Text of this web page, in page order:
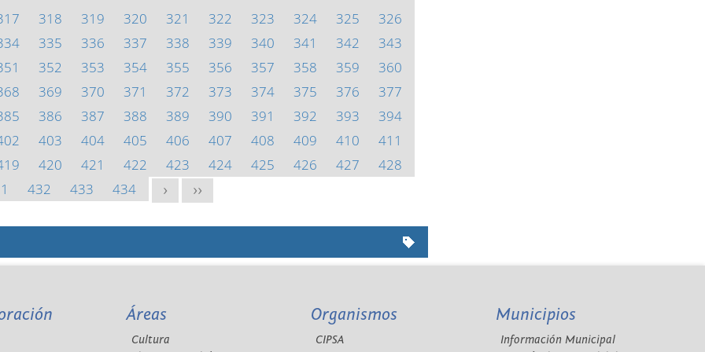
318 319 320 321 322 323 324 325
326
335 336 337 338 339 340 341 342
343
352 353 354 355 356 357 358 359
360
369 370 371 372 373 374 375 376
377
386 387 388 389 390 391 392 393
394
403 404 405 406 407 408 409 410
411
420 421 422 423 424 425 426 427
428
432 433 434 > >>
Áreas
Cultura
Organismos
CIPSA
Municipios
Información Municipal